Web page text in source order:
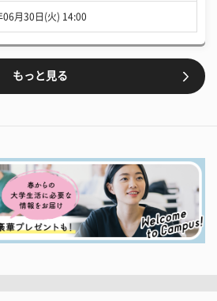
06月30日(火) 14:00
もっと見る